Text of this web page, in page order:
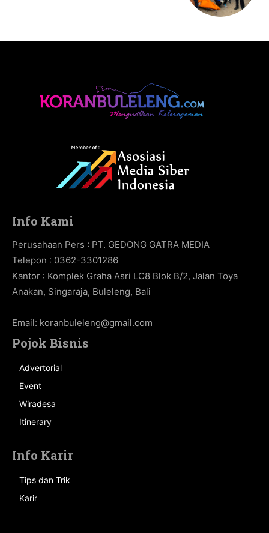
Info Kami
Perusahaan Pers : PT. GEDONG GATRA MEDIA
Telepon : 0362-3301286
Kantor : Komplek Graha Asri LC8 Blok B/2, Jalan Toya
Anakan, Singaraja, Buleleng, Bali
Email: koranbuleleng@gmail.com
Pojok Bisnis
Advertorial
Event
Wiradesa
Itinerary
Info Karir
Tips dan Trik
Karir